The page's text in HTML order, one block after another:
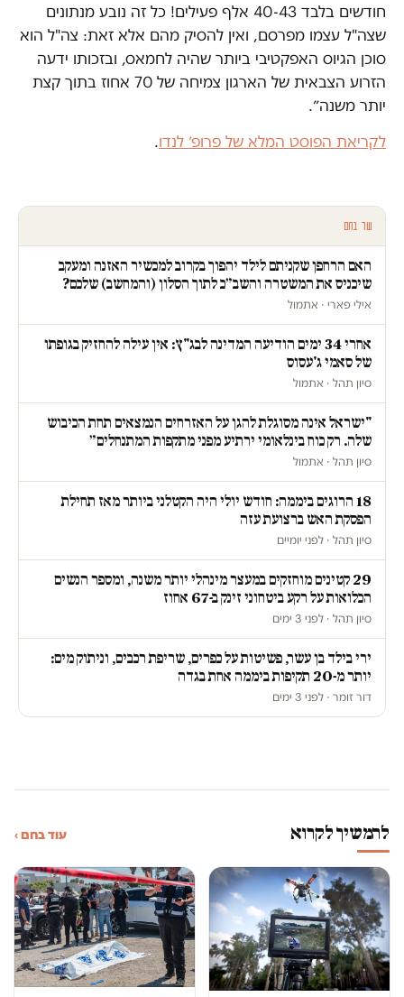
חודשים בלבד 40-43 אלף פעילים! כל זה נובע מנתונים
שצה"ל עצמו מפרסם, ואין להסיק מהם אלא זאת: צה"ל הוא
סוכן הגיוס האפקטיבי ביותר שהיה לחמאס, ובזכותו ידעה
הזרוע הצבאית של הארגון צמיחה של 70 אחוז בתוך קצת
יותר משנה״.
לקריאת הפוסט המלא של פרופ׳ לנדו.
עוד בחם
האם הרחפן שקניתם לילד יהפוך בקרוב למכשיר האזנה ומעקב
שיכניס את המשטרה והשב״כ לתוך הסלון (והמחשב) שלכם?
אילי פארי · אתמול
אחרי 34 ימים הודיעה המדינה לבג"ץ: אין עילה להחזיק בגופתו
של סאמי ג'עסוס
סיון תהל · אתמול
"ישראל אינה מסוגלת להגן על האזרחים הנמצאים תחת הכיבוש
שלה. רק כוח בינלאומי ירתיע מפני מתקפות המתנחלים״
סיון תהל · אתמול
18 הרוגים ביממה: חודש יולי היה הקטלני ביותר מאז תחילת
הפסקת האש ברצועת עזה
סיון תהל · לפני יומיים
29 קטינים מוחזקים במעצר מינהלי יותר משנה, ומספר הנשים
הכלואות על רקע ביטחוני זינק ב-67 אחוז
סיון תהל · לפני 3 ימים
ירי בילד בן עשר, פשיטות על כפרים, שריפת רכבים, וניתוק מים:
יותר מ-20 תקיפות ביממה אחת בגדה
דור זומר · לפני 3 ימים
להמשיך לקרוא עוד בחם ›